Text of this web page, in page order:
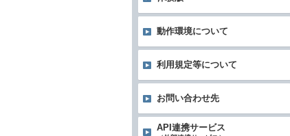
動作環境について
利用規定等について
お問い合わせ先
API連携サービス